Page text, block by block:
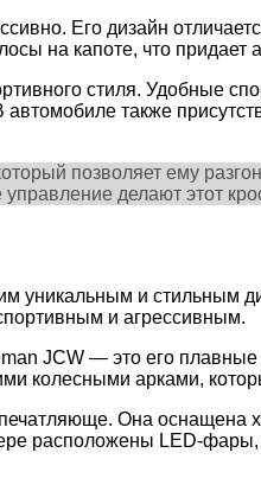
Его дизайн
на капоте, что придает
стиля. Удобные
также
позволяет ему
делают этот
уникальным и стильным
и агрессивным.
JCW — это его
колесными арками,
Она
расположены LED-